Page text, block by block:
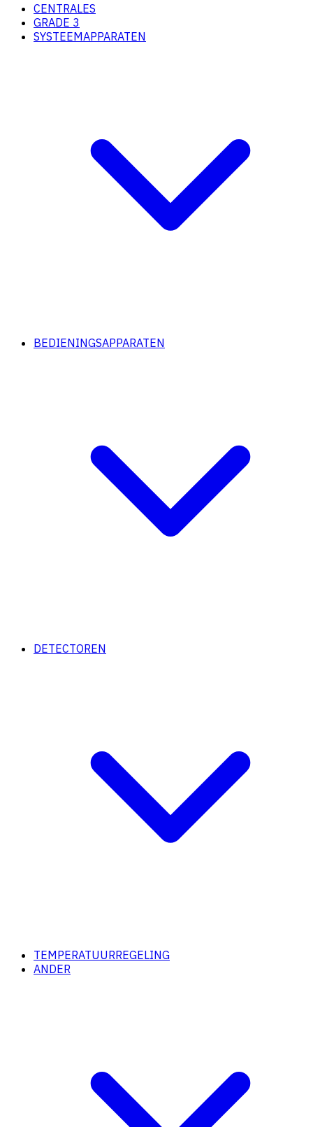
CENTRALES
GRADE 3
SYSTEEMAPPARATEN
BEDIENINGSAPPARATEN
DETECTOREN
TEMPERATUURREGELING
ANDER